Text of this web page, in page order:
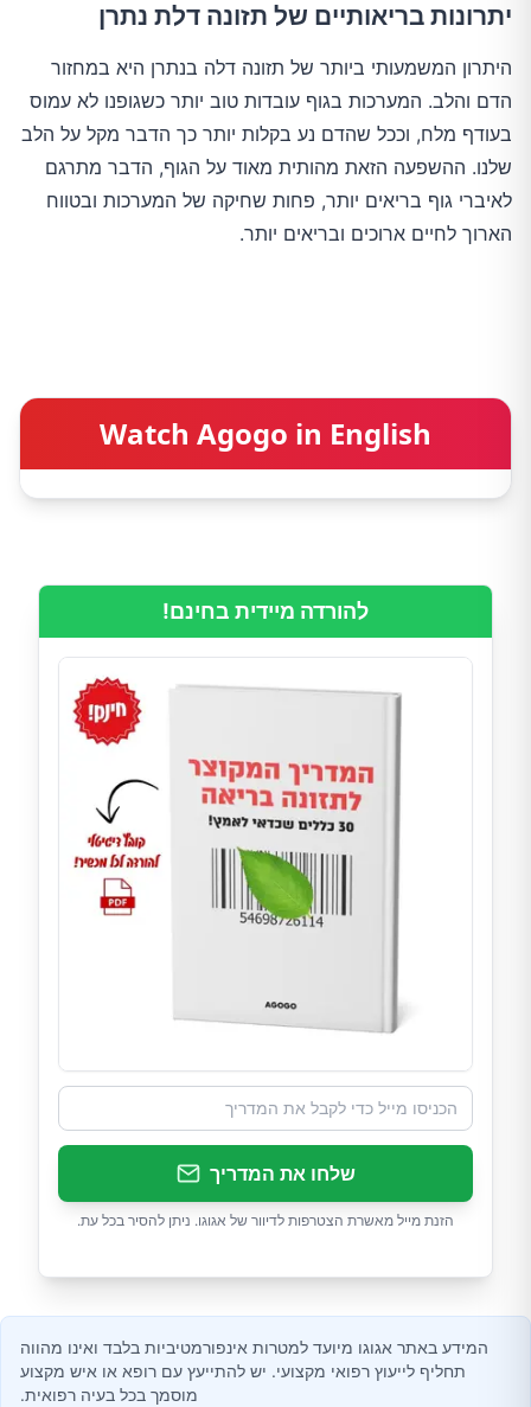
יתרונות בריאותיים של תזונה דלת נתרן
היתרון המשמעותי ביותר של תזונה דלה בנתרן היא במחזור
הדם והלב. המערכות בגוף עובדות טוב יותר כשגופנו לא עמוס
בעודף מלח, וככל שהדם נע בקלות יותר כך הדבר מקל על הלב
שלנו. ההשפעה הזאת מהותית מאוד על הגוף, הדבר מתרגם
לאיברי גוף בריאים יותר, פחות שחיקה של המערכות ובטווח
הארוך לחיים ארוכים ובריאים יותר.
Watch Agogo in English
להורדה מיידית בחינם!
שלחו את המדריך
הזנת מייל מאשרת הצטרפות לדיוור של אגוגו. ניתן להסיר בכל עת.
המידע באתר אגוגו מיועד למטרות אינפורמטיביות בלבד ואינו מהווה
תחליף לייעוץ רפואי מקצועי. יש להתייעץ עם רופא או איש מקצוע
מוסמך בכל בעיה רפואית.